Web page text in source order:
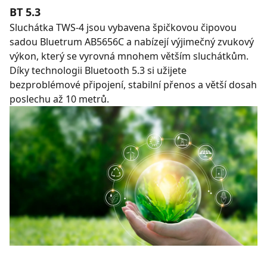
BT 5.3
Sluchátka TWS-4 jsou vybavena špičkovou čipovou
sadou Bluetrum AB5656C a nabízejí výjimečný zvukový
výkon, který se vyrovná mnohem větším sluchátkům.
Díky technologii Bluetooth 5.3 si užijete
bezproblémové připojení, stabilní přenos a větší dosah
poslechu až 10 metrů.